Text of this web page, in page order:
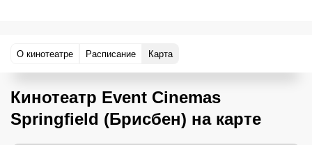
О кинотеатре Расписание Карта
Кинотеатр Event Cinemas
Springfield (Брисбен) на карте